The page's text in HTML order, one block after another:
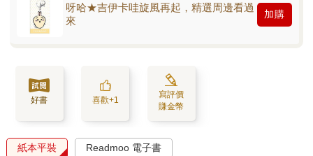
呀哈★吉伊卡哇旋風再起，精選周邊看過
來
加購
好書 喜歡+1
寫評價
賺金幣
紙本平裝 Readmoo 電子書